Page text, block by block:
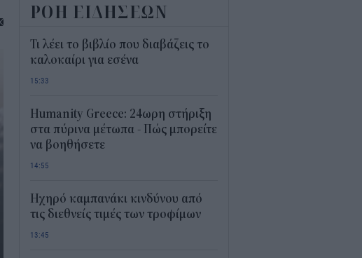
ΡΟΗ ΕΙΔΗΣΕΩΝ
Τι λέει το βιβλίο που διαβάζεις το
καλοκαίρι για εσένα
15:33
Humanity Greece: 24ωρη στήριξη
στα πύρινα μέτωπα - Πώς μπορείτε
να βοηθήσετε
14:55
Ηχηρό καμπανάκι κινδύνου από
τις διεθνείς τιμές των τροφίμων
13:45